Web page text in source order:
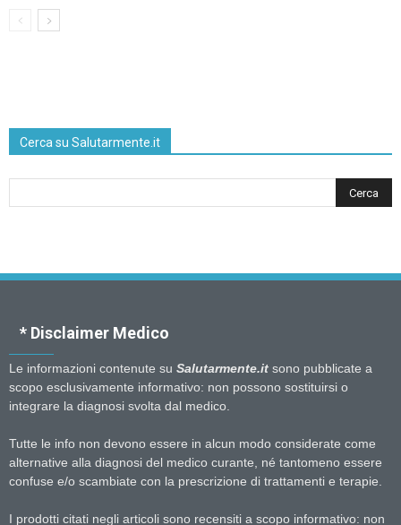
Cerca su Salutarmente.it
* Disclaimer Medico
Le informazioni contenute su Salutarmente.it sono pubblicate a
scopo esclusivamente informativo: non possono sostituirsi o
integrare la diagnosi svolta dal medico.
Tutte le info non devono essere in alcun modo considerate come
alternative alla diagnosi del medico curante, né tantomeno essere
confuse e/o scambiate con la prescrizione di trattamenti e terapie.
I prodotti citati negli articoli sono recensiti a scopo informativo: non